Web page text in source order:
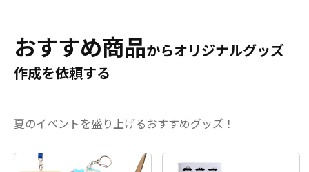
おすすめ商品からオリジナルグッズ
作成を依頼する
夏のイベントを盛り上げるおすすめグッズ！